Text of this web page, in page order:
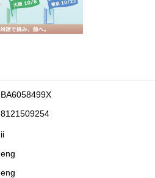
BA6058499X
8121509254
ii
eng
eng